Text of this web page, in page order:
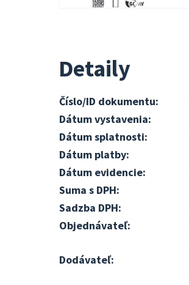
Detaily
Číslo/ID dokumentu:
Dátum vystavenia:
Dátum splatnosti:
Dátum platby:
Dátum evidencie:
Suma s DPH:
Sadzba DPH:
Objednávateľ:
Dodávateľ: